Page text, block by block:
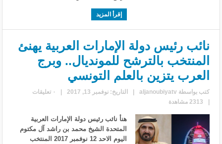
إقرأ المزيد
نائب رئيس دولة الإمارات العربية يهنئ
المنتخب بالترشح للمونديال.. وبرج
العرب يتزين بالعلم التونسي
كتب بواسطةaljanoubiyatv
| التاريخ: نوفمبر 13, 2017 |
٠ تعليقات
|
2313 مشاهدة
هنأ نائب رئيس دولة الإمارات العربية
المتحدة الشيخ محمد بن راشد آل مكتوم
اليوم الاحد 12 نوفمبر 2017 المنتخب